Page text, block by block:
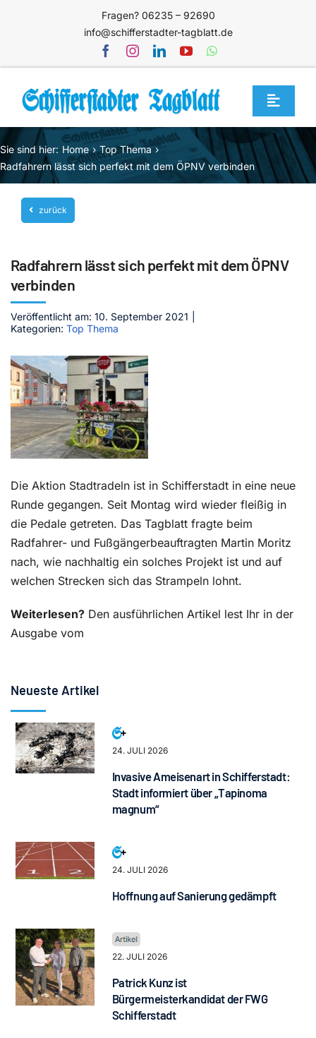
Fragen? 06235 – 92690
info@schifferstadter-tagblatt.de
Toggle
Home
Themen
Blog
Unternehmen
Mediathek
Jetzt abonnieren
Sie sind hier: Home
Top Thema
Radfahrern lässt sich perfekt mit dem ÖPNV verbinden
zurück
Radfahrern lässt sich perfekt mit dem ÖPNV
verbinden
Veröffentlicht am: 10. September 2021
Kategorien: Top Thema
Die Aktion Stadtradeln ist in Schifferstadt in eine neue
Runde gegangen. Seit Montag wird wieder fleißig in
die Pedale getreten. Das Tagblatt fragte beim
Radfahrer- und Fußgängerbeauftragten Martin Moritz
nach, wie nachhaltig ein solches Projekt ist und auf
welchen Strecken sich das Strampeln lohnt.
Weiterlesen? Den ausführlichen Artikel lest Ihr in der
Ausgabe vom
Neueste Artikel
24. JULI 2026
Invasive Ameisenart in Schifferstadt:
Stadt informiert über „Tapinoma
magnum“
24. JULI 2026
Hoffnung auf Sanierung gedämpft
22. JULI 2026
Patrick Kunz ist
Bürgermeisterkandidat der FWG
Schifferstadt